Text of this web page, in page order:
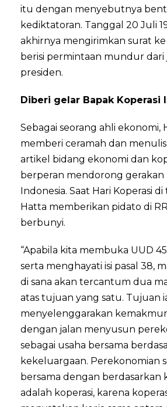
itu dengan menyebutnya
kediktatoran. Tanggal 20 Juli
akhirnya mengirimkan surat ke
berisi permintaan mundur dari
presiden.
Diberi gelar Bapak Koperasi
Sebagai seorang ahli ekonomi,
memberi ceramah dan
artikel bidang ekonomi dan
berperan mendorong gerakan
Indonesia. Saat Hari Koperasi di
Hatta memberikan pidato di
berbunyi.
“Apabila kita membuka UUD
serta menghayati isi pasal 38,
di sana akan tercantum dua
atas tujuan yang satu. Tujuan
menyelenggarakan
dengan jalan menyusun
sebagai usaha bersama
kekeluargaan. Perekonomian
bersama dengan berdasarkan
adalah koperasi, karena